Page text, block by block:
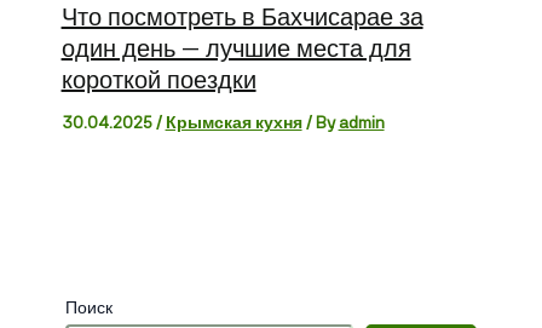
Что посмотреть в Бахчисарае за
один день — лучшие места для
короткой поездки
30.04.2025/ Крымская кухня/ Byadmin
Поиск